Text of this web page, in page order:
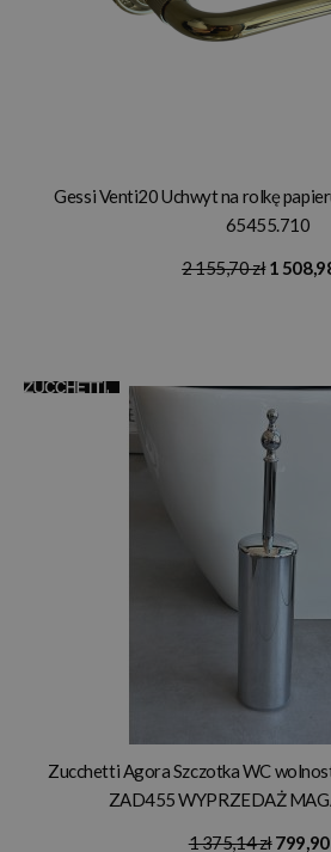
Gessi Venti20 Uchwyt na rolkę
65455.710
2 155,70 zł 1
Zucchetti Agora Szczotka WC
ZAD455 WYPRZEDAŻ
1 375,14 zł799,90